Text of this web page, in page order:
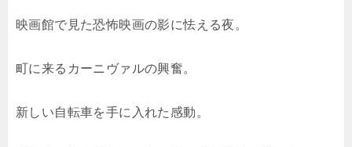
映画館で見た恐怖映画の影に怯える夜。
町に来るカーニヴァルの興奮。
新しい自転車を手に入れた感動。